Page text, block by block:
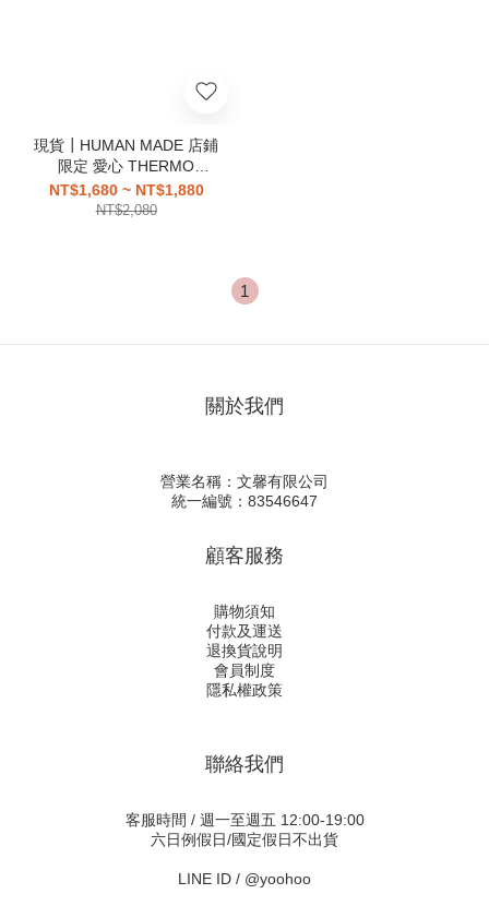
現貨┃HUMAN MADE 店鋪
限定 愛心 THERMO
BOTTLE 300ml 500ml
NT$1,680 ~ NT$1,880
NT$2,080
1
關於我們
營業名稱：文馨有限公司
統一編號：83546647
顧客服務
購物須知
付款及運送
退換貨說明
會員制度
隱私權政策
聯絡我們
客服時間 / 週一至週五 12:00-19:00
六日例假日/國定假日不出貨
LINE ID / @yoohoo